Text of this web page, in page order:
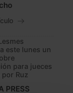
este lunes un
para jueces
Ruz
PRESS